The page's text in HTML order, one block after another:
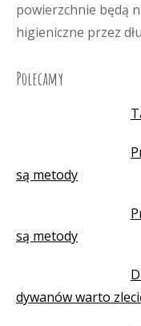
powierzchnie będą
higieniczne przez
Polecamy
są metody
są metody
dywanów warto